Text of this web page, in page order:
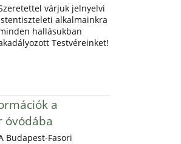
várjuk jelnyelvi
alkalmainkra
hallásukban
Testvéreinket!
a
óvódába
Budapest-Fasori